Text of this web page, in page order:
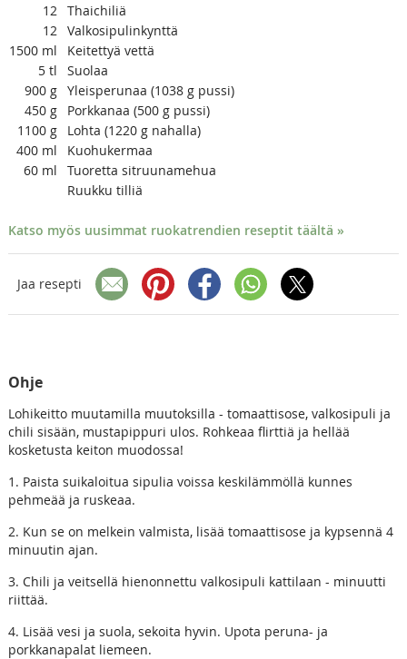
12 Thaichiliä
12 Valkosipulinkynttä
1500 ml
Keitettyä vettä
5 tl
Suolaa
900 g Yleisperunaa (1038 g pussi)
450 g
Porkkanaa (500 g pussi)
1100 g
Lohta (1220 g nahalla)
400 ml
Kuohukermaa
60 ml
Tuoretta sitruunamehua
Ruukku tilliä
Katso myös uusimmat ruokatrendien reseptit täältä »
Jaa resepti
Ohje
Lohikeitto muutamilla muutoksilla - tomaattisose, valkosipuli ja
chili sisään, mustapippuri ulos. Rohkeaa flirttiä ja hellää
kosketusta keiton muodossa!
1. Paista suikaloitua sipulia voissa keskilämmöllä kunnes
pehmeää ja ruskeaa.
2. Kun se on melkein valmista, lisää tomaattisose ja kypsennä 4
minuutin ajan.
3. Chili ja veitsellä hienonnettu valkosipuli kattilaan - minuutti
riittää.
4. Lisää vesi ja suola, sekoita hyvin. Upota peruna- ja
porkkanapalat liemeen.